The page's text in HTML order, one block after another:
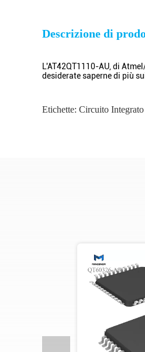
Descrizione di
L'AT42QT1110-AU, di
desiderate saperne di più
Etichette: Circuito